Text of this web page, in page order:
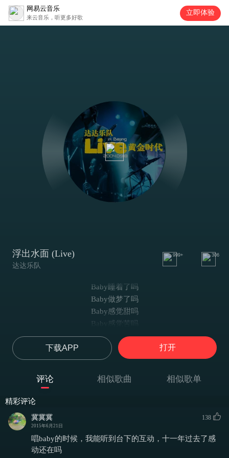
网易云音乐
来云音乐，听更多好歌
立即体验
浮出水面 (Live)
达达乐队
999+ 306
Baby睡着了吗
Baby做梦了吗
Baby感觉甜吗
Baby感觉苦吗
是谁在海边
面对汹涌的海面
漫漫刻下苍白日记
是谁在海边
Baby在守候吗
下载APP 打开
评论 相似歌曲 相似歌单
精彩评论
冀冀冀
2015年6月21日
138
唱baby的时候，我能听到台下的互动，十一年过去了感
动还在吗